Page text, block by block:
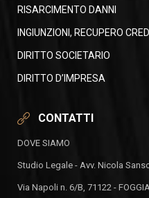
RISARCIMENTO DANNI
INGIUNZIONI, RECUPERO
DIRITTO SOCIETARIO
DIRITTO D’IMPRESA
CONTATTI
DOVE SIAMO
Studio Legale - Avv. Nicola
Via Napoli n. 6/B, 71122 -